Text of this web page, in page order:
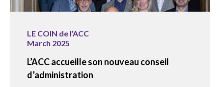
LE COIN de l’ACC
March 2025
L’ACC accueille son nouveau conseil
d’administration